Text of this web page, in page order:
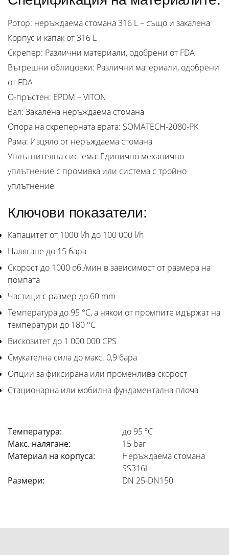
Ротор: неръждаема стомана 316 L – също и закалена
Корпус и капак от 316 L
Скрепер: Различни материали, одобрени от FDA
Вътрешни облицовки: Различни материали, одобрени
от FDA
О-пръстен: EPDM – VITON
Вал: Закалена неръждаема стомана
Опора на скреперната врата: SOMATECH-2080-PK
Рама: Изцяло от неръждаема стомана
Уплътнителна система: Единично механично
уплътнение с промивка или система с тройно
уплътнение
Ключови показатели:
Капацитет от 1000 l/h до 100 000 l/h
Налягане до 15 бара
Скорост до 1000 об./мин в зависимост от размера на
помпата
Частици с размер до 60 mm
Температура до 95 °C, а някои от промпите идържат на
температури до 180 °C
Вискозитет до 1 000 000 CPS
Смукателна сила до макс. 0,9 бара
Опции за фиксирана или променлива скорост
Стационарна или мобилна фундаментална плоча
Температура:
до 95 ºC
Макс. налягане:
15 bar
Материал на корпуса:
Неръждаема стомана
SS316L
Размери:
DN 25-DN150